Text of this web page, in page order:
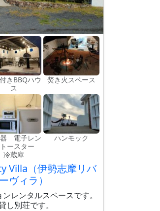
きBBQハウ
ス
焚き火スペース
電子レン
ースター
冷蔵庫
ハンモック
Villa（伊勢志摩リバ
ヴィラ）
レンタルスペースです。
し別荘です。